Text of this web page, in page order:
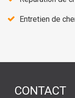
Entretien de
CONTACT